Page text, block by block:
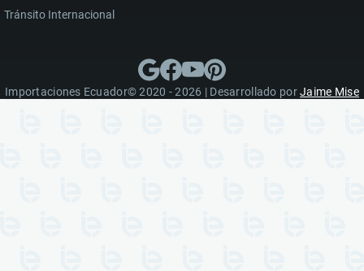
Tránsito Internacional
Importaciones Ecuador© 2020 - 2026 | Desarrollado porJaime Mise